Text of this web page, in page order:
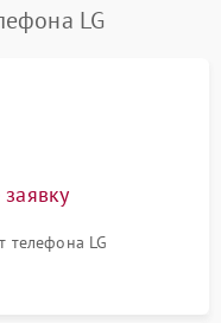
LG
телефона LG